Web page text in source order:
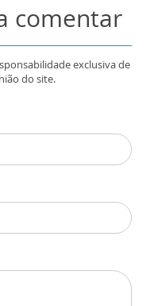
comentar
exclusiva de
do site.